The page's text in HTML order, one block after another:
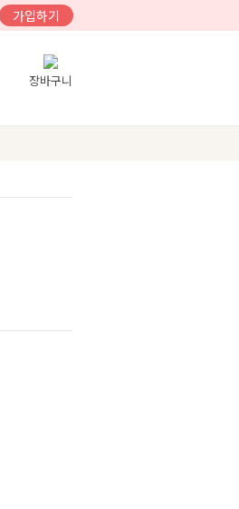
가입하기
장바구니